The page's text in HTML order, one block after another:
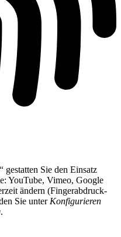
Sie den Einsatz
YouTube, Vimeo, Google
ändern (Fingerabdruck-
Sie unter Konfigurieren
.